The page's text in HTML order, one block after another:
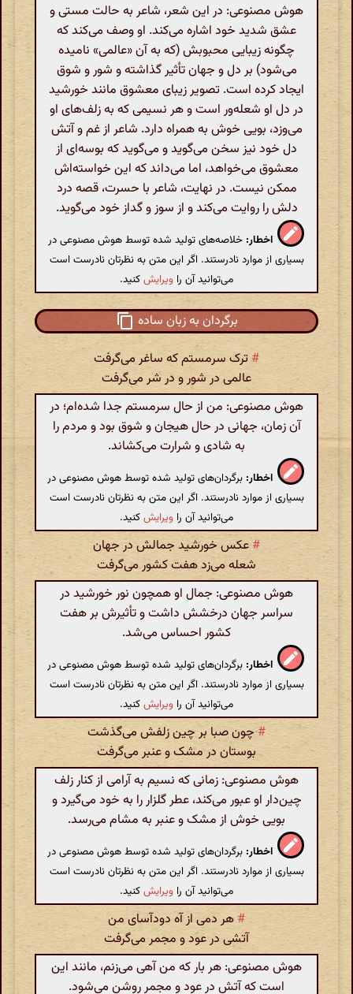
هوش مصنوعی: در این شعر، شاعر به حالت مستی و
عشق شدید خود اشاره می‌کند. او وصف می‌کند که
چگونه زیبایی محبوبش (که به آن «عالمی» نامیده
می‌شود) بر دل و جهان تأثیر گذاشته و شور و شوق
ایجاد کرده است. تصویر زیبای معشوق مانند خورشید
در دل او شعله‌ور است و هر نسیمی که به زلف‌های او
می‌وزد، بویی خوش به همراه دارد. شاعر از غم و آتش
دل خود نیز سخن می‌گوید و می‌گوید که بوسه‌ای از
معشوق می‌خواهد، اما می‌داند که این خواسته‌اش
ممکن نیست. در نهایت، شاعر با حسرت، قصه درد
دلش را روایت می‌کند و از سوز و گداز خود می‌گوید.
اخطار: خلاصه‌های تولید شده توسط هوش مصنوعی در
بسیاری از موارد نادرستند. اگر این متن به نظرتان نادرست است
می‌توانید آن را ویرایشکنید.
برگردان به زبان ساده
# ترک سرمستم که ساغر می‌گرفت
عالمی در شور و در شر می‌گرفت
هوش مصنوعی: من از حال سرمستم جدا شده‌ام؛ در
آن زمان، جهانی در حال هیجان و شوق بود و مردم را
به شادی و شرارت می‌کشاند.
اخطار: برگردان‌های تولید شده توسط هوش مصنوعی در
بسیاری از موارد نادرستند. اگر این متن به نظرتان نادرست است
می‌توانید آن را ویرایشکنید.
#عکس خورشید جمالش در جهان
شعله می‌زد هفت کشور می‌گرفت
هوش مصنوعی: جمال او همچون نور خورشید در
سراسر جهان درخشش داشت و تأثیرش بر هفت
کشور احساس می‌شد.
اخطار: برگردان‌های تولید شده توسط هوش مصنوعی در
بسیاری از موارد نادرستند. اگر این متن به نظرتان نادرست است
می‌توانید آن را ویرایشکنید.
#چون صبا بر چین زلفش می‌گذشت
بوستان در مشک و عنبر می‌گرفت
هوش مصنوعی: زمانی که نسیم به آرامی از کنار زلف
چین‌دار او عبور می‌کند، عطر گلزار را به خود می‌گیرد و
بویی خوش از مشک و عنبر به مشام می‌رسد.
اخطار: برگردان‌های تولید شده توسط هوش مصنوعی در
بسیاری از موارد نادرستند. اگر این متن به نظرتان نادرست است
می‌توانید آن را ویرایشکنید.
#هر دمی از آه دودآسای من
آتشی در عود و مجمر می‌گرفت
هوش مصنوعی: هر بار که من آهی می‌زنم، مانند این
است که آتش در عود و مجمر روشن می‌شود.